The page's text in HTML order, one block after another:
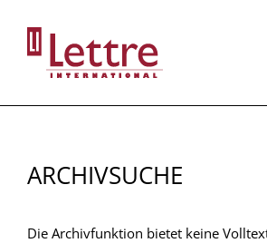
Inhalt
ARCHIVSUCHE
Die Archivfunktion bietet keine